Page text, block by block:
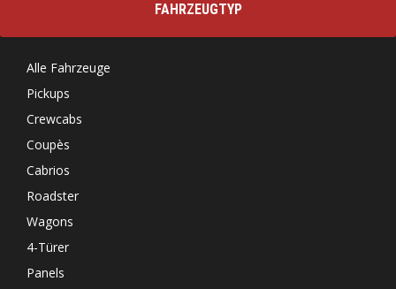
FAHRZEUGTYP
Alle Fahrzeuge
Pickups
Crewcabs
Coupès
Cabrios
Roadster
Wagons
4-Türer
Panels